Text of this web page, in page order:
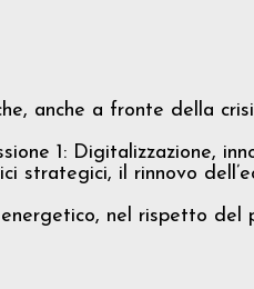
anche a fronte della
1: Digitalizzazione,
strategici, il rinnovo
nel rispetto del